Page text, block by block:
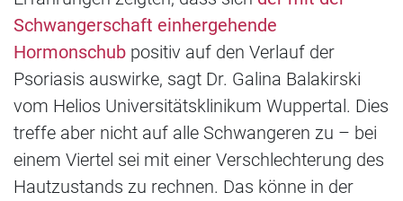
Schwangerschaft einhergehende
Hormonschub positiv auf den Verlauf der
Psoriasis auswirke, sagt Dr. Galina Balakirski
vom Helios Universitätsklinikum Wuppertal. Dies
treffe aber nicht auf alle Schwangeren zu – bei
einem Viertel sei mit einer Verschlechterung des
Hautzustands zu rechnen. Das könne in der